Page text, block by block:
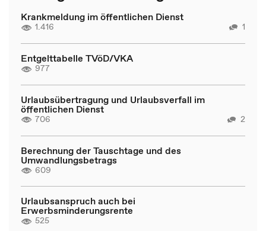
Krankmeldung im öffentlichen Dienst
1.416 1
Entgelttabelle TVöD/VKA
977
Urlaubsübertragung und Urlaubsverfall im
öffentlichen Dienst
706 2
Berechnung der Tauschtage und des
Umwandlungsbetrags
609
Urlaubsanspruch auch bei
Erwerbsminderungsrente
525